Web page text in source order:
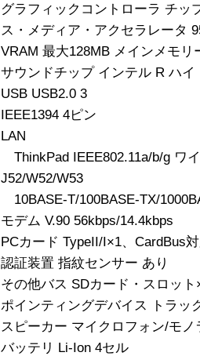
グラフィックコントローラ チッ
ス・メディア・アクセラレータ
VRAM 最大128MB メインメモリ
サウンドチップ インテル R ハ
USB USB2.0 3
IEEE1394 4ピン
LAN
ThinkPad IEEE802.11a/b/g ワ
J52/W52/W53
10BASE-T/100BASE-TX/
モデム V.90 56kbps/14.4kbps
PCカード TypeII/I×1、CardBus
認証装置 指紋センサー あり
その他バス SDカード・スロッ
ポインティングデバイス トラッ
スピーカー マイクロフォン/モ
バッテリ Li-Ion 4セル